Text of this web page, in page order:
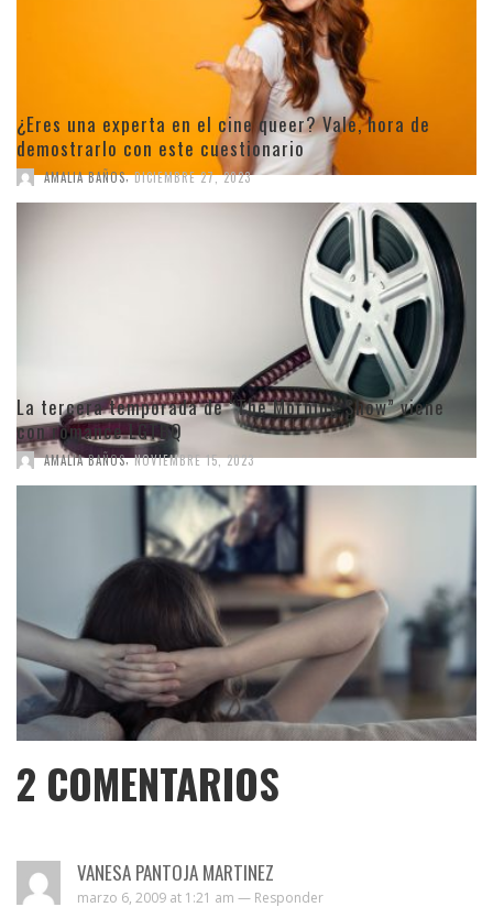
¿Eres una experta en el cine queer? Vale, hora de
demostrarlo con este cuestionario
AMALIA BAÑOS, DICIEMBRE 27, 2023
La tercera temporada de “The Morning Show” viene
con romance LGTBQ
AMALIA BAÑOS, NOVIEMBRE 15, 2023
2 COMENTARIOS
VANESA PANTOJA MARTINEZ
marzo 6, 2009 at 1:21 am — Responder